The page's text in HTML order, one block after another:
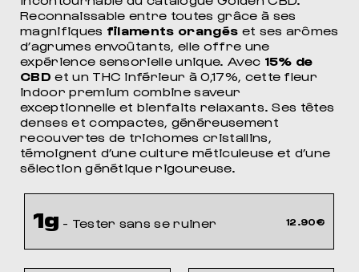
Reconnaissable entre toutes grâce à ses
magnifiques filaments orangés et ses arômes
d’agrumes envoûtants, elle offre une
expérience sensorielle unique. Avec 15% de
CBD et un THC inférieur à 0,17%, cette fleur
indoor premium combine saveur
exceptionnelle et bienfaits relaxants. Ses têtes
denses et compactes, généreusement
recouvertes de trichomes cristallins,
témoignent d’une culture méticuleuse et d’une
sélection génétique rigoureuse.
1g - Tester sans se ruiner 12.90€